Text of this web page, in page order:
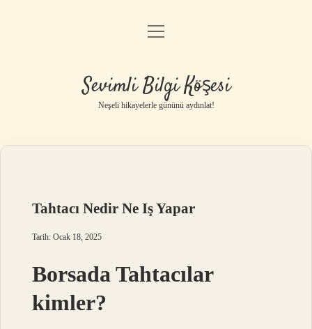
Anasayfa
Yasal Uyarı
menüyü
Sevimli Bilgi Köşesi
Neşeli hikayelerle gününü aydınlat!
Tahtacı Nedir Ne Iş Yapar
Tarih: Ocak 18, 2025
Borsada Tahtacılar
kimler?